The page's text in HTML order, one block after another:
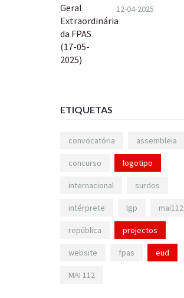
12-04-2025
ETIQUETAS
convocatória assembleia
concurso logotipo
internacional surdos
intérprete lgp mai112
república projectos
website fpas eud
MAI 112